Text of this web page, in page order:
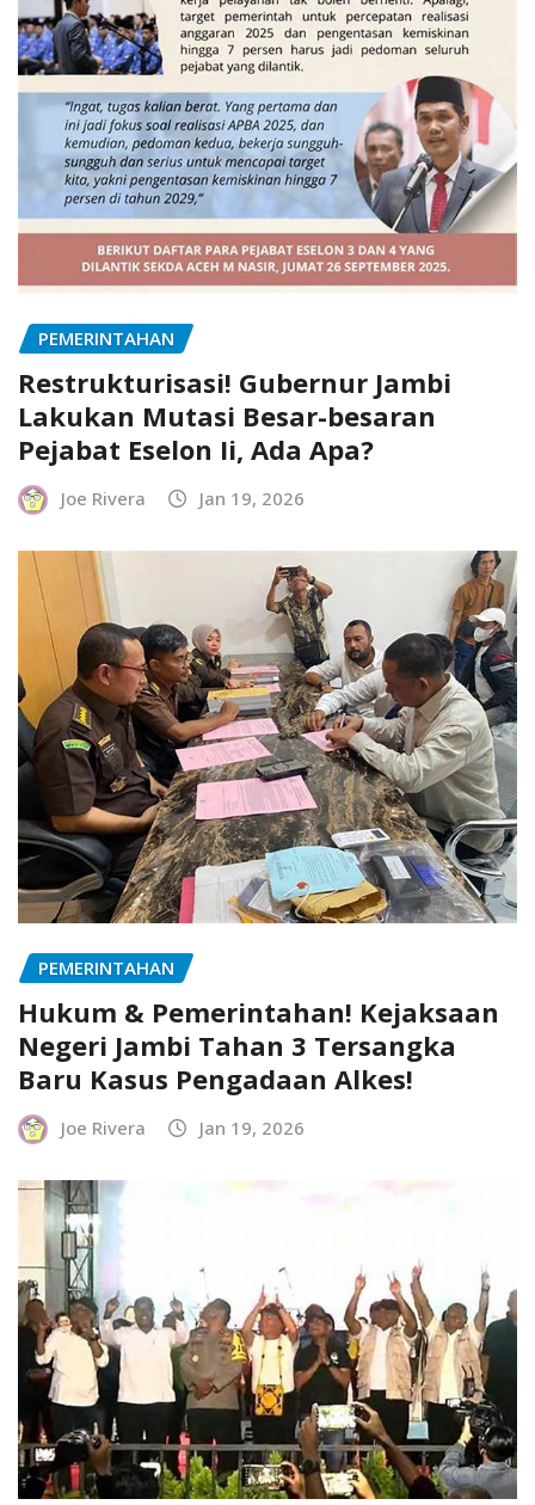
PEMERINTAHAN
Restrukturisasi! Gubernur Jambi
Lakukan Mutasi Besar-besaran
Pejabat Eselon Ii, Ada Apa?
Joe Rivera Jan 19, 2026
PEMERINTAHAN
Hukum & Pemerintahan! Kejaksaan
Negeri Jambi Tahan 3 Tersangka
Baru Kasus Pengadaan Alkes!
Joe Rivera Jan 19, 2026